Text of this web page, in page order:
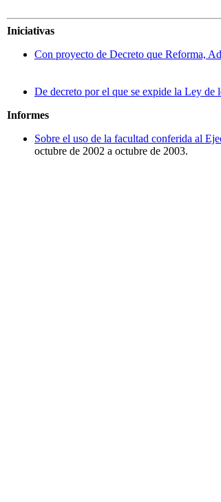
Iniciativas
Con proyecto de Decreto que Reforma,
De decreto por el que se expide la Ley de
Informes
Sobre el uso de la facultad conferida al
octubre de 2002 a octubre de 2003.